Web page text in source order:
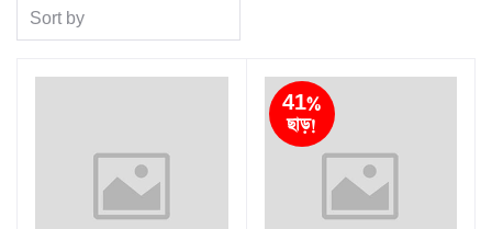
Sort by
41%
ছাড়!